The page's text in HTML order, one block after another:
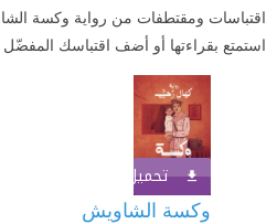
اقتباسات ومقتطفات من رواية وكسة
استمتع بقراءتها أو أضف اقتباسك المفضّل
تحميل الكتاب
وكسة الشاويش